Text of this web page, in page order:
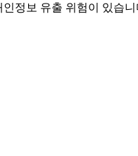
정보 유출 위험이 있습